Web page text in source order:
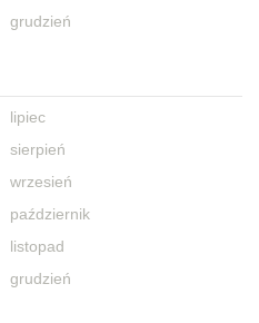
grudzień
lipiec
sierpień
wrzesień
październik
listopad
grudzień